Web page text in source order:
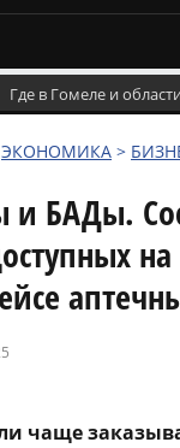
Где в Гомеле и
ЭКОНОМИКА >
и БАДы.
на
чаще